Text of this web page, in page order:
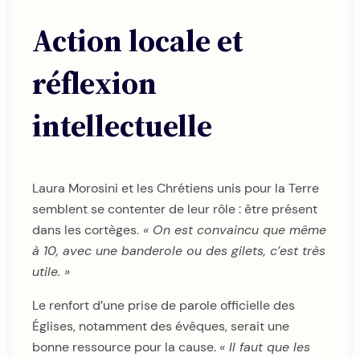
Action locale et
réflexion
intellectuelle
Laura Morosini et les Chrétiens unis pour la Terre
semblent se contenter de leur rôle : être présent
dans les cortèges. « On est convaincu que même
à 10, avec une banderole ou des gilets, c’est très
utile. »
Le renfort d’une prise de parole officielle des
Églises, notamment des évêques, serait une
bonne ressource pour la cause. « Il faut que les